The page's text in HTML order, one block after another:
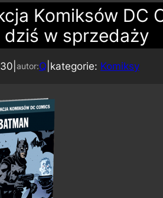
Komiksów DC
dziś w sprzedaży
autor:Q kategorie: Komiksy